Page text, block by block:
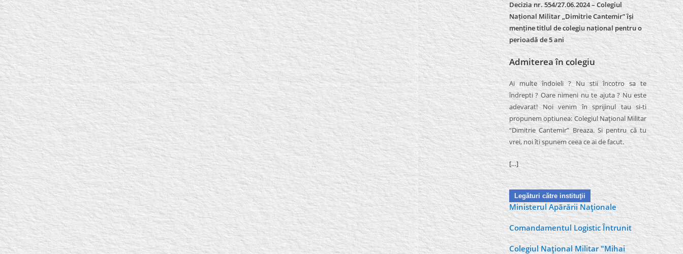
Decizia nr. 554/27.06.2024 – Colegiul
Național Militar „Dimitrie Cantemir” își
menține titlul de colegiu național pentru o
perioadă de 5 ani
Admiterea în colegiu
Ai multe îndoieli ? Nu stii încotro sa te
îndrepti ? Oare nimeni nu te ajuta ? Nu este
adevarat! Noi venim în sprijinul tau si-ti
propunem optiunea: Colegiul Naţional Militar
“Dimitrie Cantemir” Breaza. Si pentru că tu
vrei, noi îti spunem ceea ce ai de facut.
[…]
Legături către instituţii
Ministerul Apărării Naţionale
Comandamentul Logistic Întrunit
Colegiul Naţional Militar "Mihai